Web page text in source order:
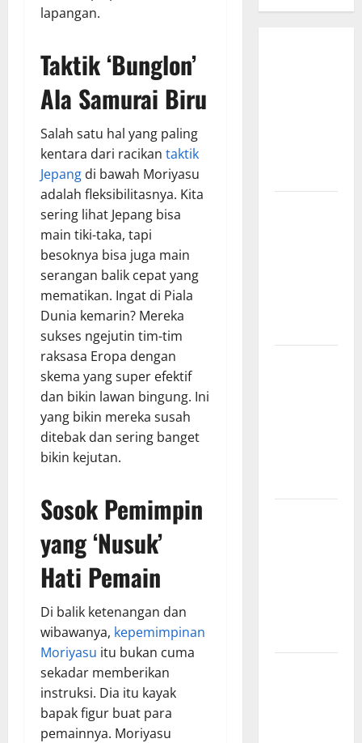
lapangan.
Taktik ‘Bunglon’
Ala Samurai Biru
Salah satu hal yang paling
kentara dari racikan taktik
Jepang di bawah Moriyasu
adalah fleksibilitasnya. Kita
sering lihat Jepang bisa
main tiki-taka, tapi
besoknya bisa juga main
serangan balik cepat yang
mematikan. Ingat di Piala
Dunia kemarin? Mereka
sukses ngejutin tim-tim
raksasa Eropa dengan
skema yang super efektif
dan bikin lawan bingung. Ini
yang bikin mereka susah
ditebak dan sering banget
bikin kejutan.
Sosok Pemimpin
yang ‘Nusuk’
Hati Pemain
Di balik ketenangan dan
wibawanya, kepemimpinan
Moriyasu itu bukan cuma
sekadar memberikan
instruksi. Dia itu kayak
bapak figur buat para
pemainnya. Moriyasu